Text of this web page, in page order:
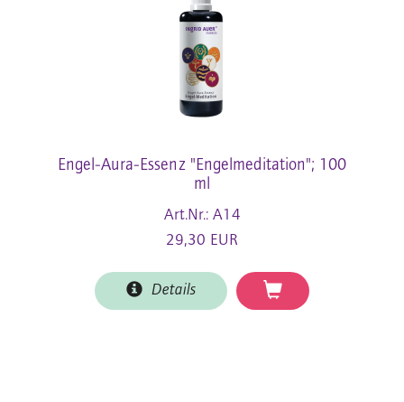
Engel-Aura-Essenz "Engelmeditation"; 100
ml
Art.Nr.: A14
29,30 EUR
Details